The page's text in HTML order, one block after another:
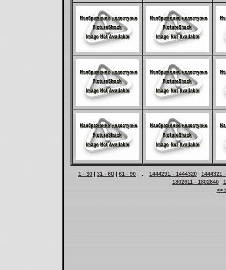
1 - 30 | 31 - 60 | 61 - 90 | ... | 1444291 - 1444320 | 1444321
1802611 - 1802640|
<<